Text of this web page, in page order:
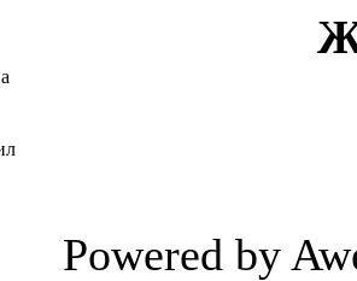
Powered by